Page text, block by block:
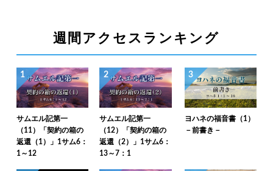
週間アクセスランキング
1
サムエル記第一
（11）「契約の箱の
返還（1）」1サム6：
1～12
2
サムエル記第一
（12）「契約の箱の
返還（2）」1サム6：
13～7：1
3
ヨハネの福音書（1）
－前書き－